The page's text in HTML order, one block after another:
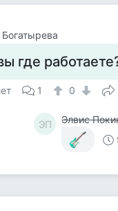
Богатырева
где
1 0
ЭП
Элвис